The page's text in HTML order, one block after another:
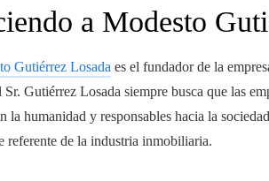
a Modesto
Gutiérrez Losada es el fundador de la
Gutiérrez Losada siempre busca que las
la humanidad y responsables hacia la
referente de la industria inmobiliaria.